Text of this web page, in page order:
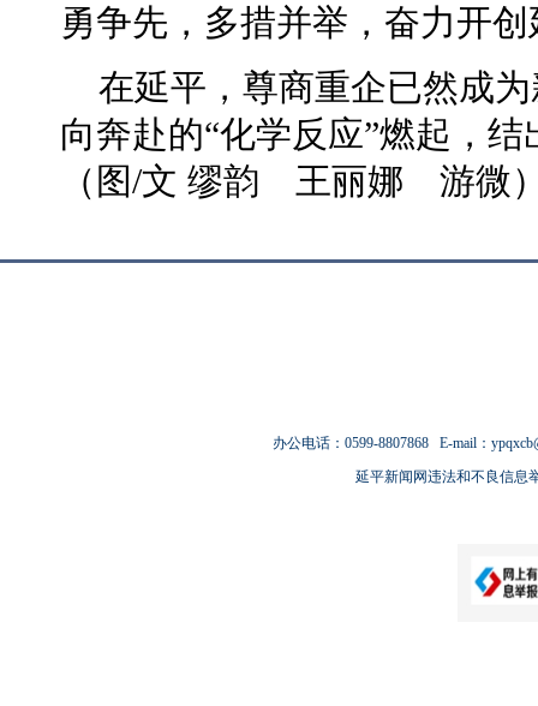
勇争先，多措并举，奋力开
在延平，尊商重企已然成
向奔赴的“化学反应”燃起，
（ 图/文 缪韵 王丽娜 游微
办公电话：0599-8807868 E-mail：
延平新闻网违法和不良信息